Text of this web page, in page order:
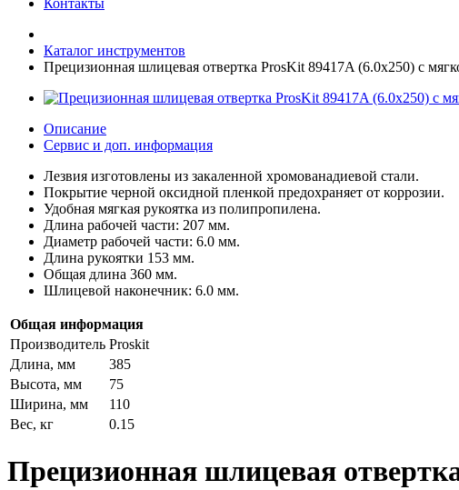
Контакты
Каталог инструментов
Прецизионная шлицевая отвертка ProsKit 89417A (6.0х250) с
Описание
Сервис и доп. информация
Лезвия изготовлены из закаленной хромованадиевой стали.
Покрытие черной оксидной пленкой предохраняет от коррозии.
Удобная мягкая рукоятка из полипропилена.
Длина рабочей части: 207 мм.
Диаметр рабочей части: 6.0 мм.
Длина рукоятки 153 мм.
Общая длина 360 мм.
Шлицевой наконечник: 6.0 мм.
Общая информация
Производитель Proskit
Длина, мм
385
Высота, мм
75
Ширина, мм
110
Вес, кг
0.15
Прецизионная шлицевая